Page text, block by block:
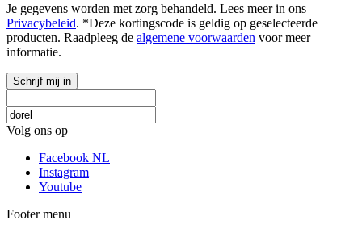
Je gegevens worden met zorg behandeld. Lees meer in ons
Privacybeleid. *Deze kortingscode is geldig op geselecteerde
producten. Raadpleeg de algemene voorwaarden voor meer
informatie.
Schrijf mij in
Volg ons op
Facebook NL
Instagram
Youtube
Footer menu